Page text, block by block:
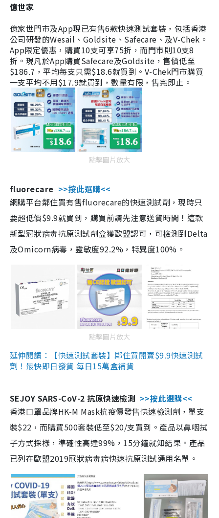
億世家
億家世門市及App現已有售6款快速測試套裝，包括香港
公司研發的Wesail、Goldsite、Safecare、及V-Chek。
App限定優惠，購買10支可享75折，而門市則10支8
折。現凡於App購買Safecare及Goldsite，售價低至
$186.7，平均每支只需$18.6就買到。V-Chek門市購買
一支平均不用$17.9就買到，數量有限，售完即止。
點擊圖片放大
fluorecare >>按此選購<<
網購平台鄰住買有售fluorecare的快速測試劑，現時只
要超低價$9.9就買到，購買前請先注意送貨時間！這款
新型冠狀病毒抗原測試劑盒獲歐盟認可，可檢測到Delta
及Omicorn病毒，靈敏度92.2%，特異度100%。
點擊圖片放大
延伸閱讀：【快速測試套裝】鄰住買開賣$9.9快速測試
劑！最快即日發貨 每日15萬盒補貨
SEJOY SARS-CoV-2 抗原快速檢測 >>按此選購<<
香港口罩品牌HK-M Mask抗疫價發售快速檢測劑，單支
裝$22，而購買500套裝低至$20/支買到。產品以鼻咽拭
子方式採樣，準確性高達99%，15分鐘就知結果。產品
已列在歐盟2019冠狀病毒病快速抗原測試通用名單。